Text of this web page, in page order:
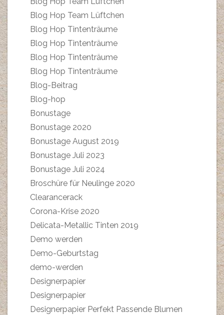
Blog Hop Team Lüftchen
Blog Hop Tintenträume
Blog Hop Tintenträume
Blog Hop Tintenträume
Blog Hop Tintenträume
Blog-Beitrag
Blog-hop
Bonustage
Bonustage 2020
Bonustage August 2019
Bonustage Juli 2023
Bonustage Juli 2024
Broschüre für Neulinge 2020
Clearancerack
Corona-Krise 2020
Delicata-Metallic Tinten 2019
Demo werden
Demo-Geburtstag
demo-werden
Designerpapier
Designerpapier
Designerpapier Perfekt Passende Blumen